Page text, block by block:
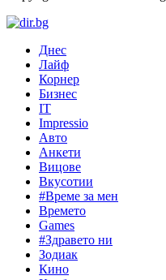
Днес
Лайф
Корнер
Бизнес
IT
Impressio
Авто
Анкети
Вицове
Вкусотии
#Време за мен
Времето
Games
#Здравето ни
Зодиак
Кино